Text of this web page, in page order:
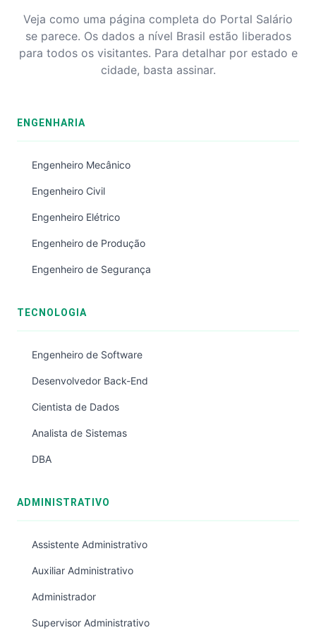
Veja como uma página completa do Portal Salário
se parece. Os dados a nível Brasil estão liberados
para todos os visitantes. Para detalhar por estado e
cidade, basta assinar.
ENGENHARIA
Engenheiro Mecânico
Engenheiro Civil
Engenheiro Elétrico
Engenheiro de Produção
Engenheiro de Segurança
TECNOLOGIA
Engenheiro de Software
Desenvolvedor Back-End
Cientista de Dados
Analista de Sistemas
DBA
ADMINISTRATIVO
Assistente Administrativo
Auxiliar Administrativo
Administrador
Supervisor Administrativo